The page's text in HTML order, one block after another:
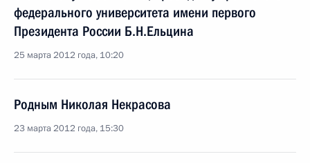
федерального университета имени первого
Президента России Б.Н.Ельцина
25 марта 2012 года, 10:20
Родным Николая Некрасова
23 марта 2012 года, 15:30